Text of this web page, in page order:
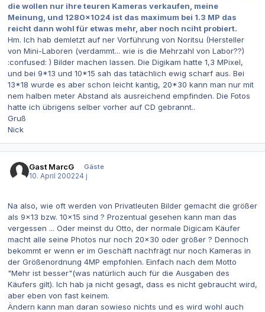
die wollen nur ihre teuren Kameras verkaufen, meine
Meinung, und 1280x1024 ist das maximum bei 1.3 MP das
reicht dann wohl für etwas mehr, aber noch nciht probiert.
Hm. Ich hab demletzt auf ner Vorführung von Noritsu (Hersteller
von Mini-Laboren (verdammt... wie is die Mehrzahl von Labor??)
:confused: ) Bilder machen lassen. Die Digikam hatte 1,3 MPixel,
und bei 9*13 und 10*15 sah das tatächlich ewig scharf aus. Bei
13*18 wurde es aber schon leicht kantig, 20*30 kann man nur mit
nem halben meter Abstand als ausreichend empfinden. Die Fotos
hatte ich übrigens selber vorher auf CD gebrannt..
Gruß
Nick
Gast MarcG
Gäste
10. April 200224 j
Na also, wie oft werden von Privatleuten Bilder gemacht die größer
als 9x13 bzw. 10x15 sind ? Prozentual gesehen kann man das
vergessen ... Oder meinst du Otto, der normale Digicam Käufer
macht alle seine Photos nur noch 20x30 oder größer ? Dennoch
bekommt er wenn er im Geschäft nachfrägt nur noch Kameras in
der Größenordnung 4MP empfohlen. Einfach nach dem Motto
"Mehr ist besser"(was natürlich auch für die Ausgaben des
Käufers gilt). Ich hab ja nicht gesagt, dass es nicht gebraucht wird,
aber eben von fast keinem.
Ändern kann man daran sowieso nichts und es wird wohl auch